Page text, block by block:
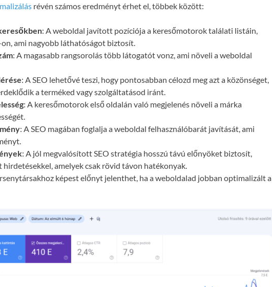
révén számos eredményt érhet el, többek között:
: A weboldal javított pozíciója a keresőmotorok találati listáin,
ami nagyobb láthatóságot biztosít.
: A magasabb rangsorolás több látogatót vonz, ami növeli a weboldal
: A SEO lehetővé teszi, hogy pontosabban célozd meg azt a közönséget,
a terméked vagy szolgáltatásod iránt.
: A keresőmotorok első oldalán való megjelenés növeli a márka
: A SEO magában foglalja a weboldal felhasználóbarát javítását, ami
: A jól megvalósított SEO stratégia hosszú távú előnyöket biztosít,
amelyek csak rövid távon hatékonyak.
képest előnyt jelenthet, ha a weboldalad jobban optimalizált a